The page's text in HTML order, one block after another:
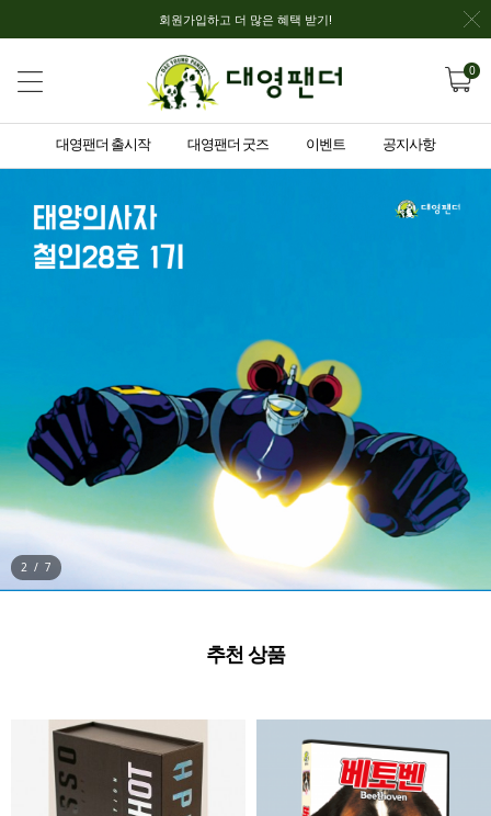
회원가입하고 더 많은 혜택 받기!
0
대영팬더 출시작 대영팬더 굿즈 이벤트 공지사항
3 / 7
추천 상품